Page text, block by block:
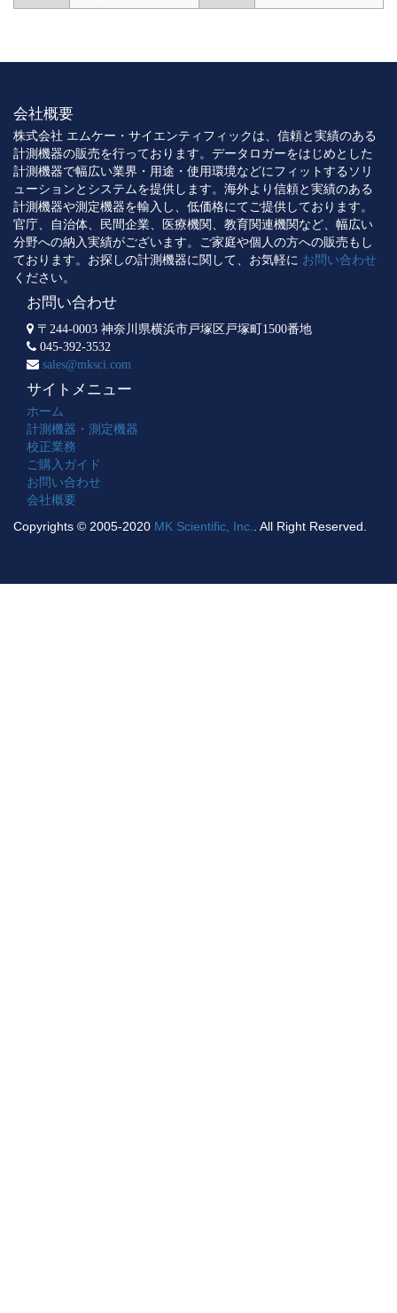
会社概要
株式会社 エムケー・サイエンティフィックは、信頼と実績のある
計測機器の販売を行っております。データロガーをはじめとした
計測機器で幅広い業界・用途・使用環境などにフィットするソリ
ューションとシステムを提供します。海外より信頼と実績のある
計測機器や測定機器を輸入し、低価格にてご提供しております。
官庁、自治体、民間企業、医療機関、教育関連機関など、幅広い
分野への納入実績がございます。ご家庭や個人の方への販売もし
ております。お探しの計測機器に関して、お気軽に お問い合わせ
ください。
お問い合わせ
〒244-0003 神奈川県横浜市戸塚区戸塚町1500番地
045-392-3532
sales@mksci.com
サイトメニュー
ホーム
計測機器・測定機器
校正業務
ご購入ガイド
お問い合わせ
会社概要
Copyrights © 2005-2020 MK Scientific, Inc. . All Right Reserved.